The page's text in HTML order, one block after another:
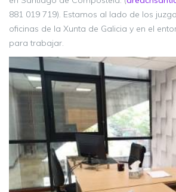
881 019 719). Estamos al lado de los
oficinas de la Xunta de Galicia y en el
para trabajar.